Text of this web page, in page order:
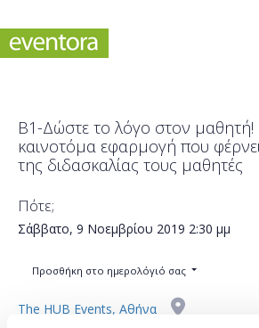
B1-Δώστε το λόγο στον μαθητή!
καινοτόμα εφαρμογή που
της διδασκαλίας τους μαθητές
Πότε;
Σάββατο, 9 Νοεμβρίου 2019 2:30 μμ
Προσθήκη στο ημερολόγιό σας
The HUB Events, Αθήνα